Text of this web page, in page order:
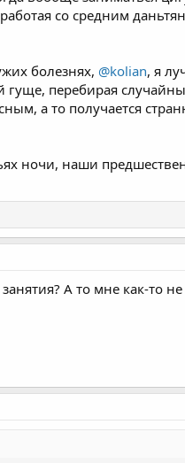
со средним
болезнях, @kolian, я
гуще, перебирая
а то получается
ночи, наши
А то мне как-то не